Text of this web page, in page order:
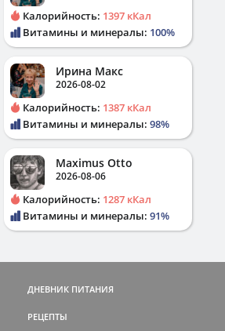
Калорийность: 1397 кКал
Витамины и минералы: 100%
Ирина Макс
2026-08-02
Калорийность: 1387 кКал
Витамины и минералы: 98%
Maximus Otto
2026-08-06
Калорийность: 1287 кКал
Витамины и минералы: 91%
ДНЕВНИК ПИТАНИЯ
РЕЦЕПТЫ